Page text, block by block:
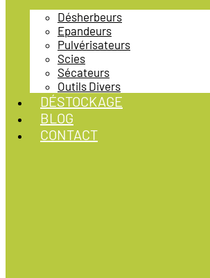
Désherbeurs
Epandeurs
Pulvérisateurs
Scies
Sécateurs
Outils Divers
DÉSTOCKAGE
BLOG
CONTACT